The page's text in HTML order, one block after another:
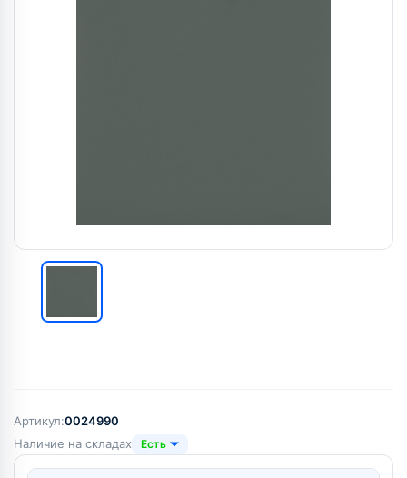
Артикул:0024990
Наличие на складах
Есть